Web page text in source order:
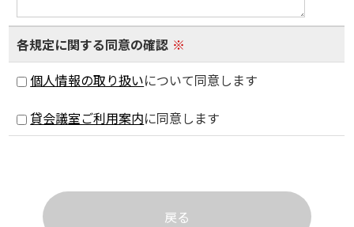
各規定に関する同意の確認 ※
個人情報の取り扱いについて同意します
貸会議室ご利用案内に同意します
戻る